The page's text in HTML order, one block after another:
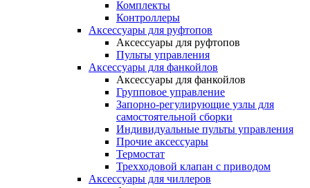
Комплекты
Контроллеры
Аксессуары для руфтопов
Аксессуары для руфтопов
Пульты управления
Аксессуары для фанкойлов
Аксессуары для фанкойлов
Групповое управление
Запорно-регулирующие узлы для
самостоятельной сборки
Индивидуальные пульты управления
Прочие аксессуары
Термостат
Трехходовой клапан с приводом
Аксессуары для чиллеров